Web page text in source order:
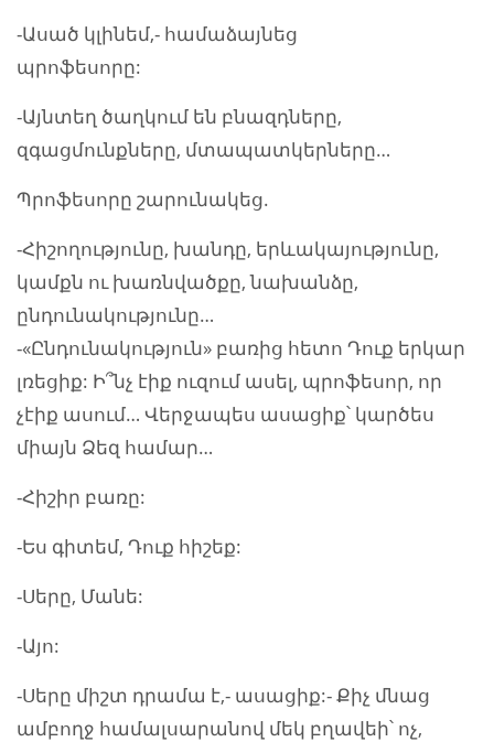
-Ասած կլինեմ,- համաձայնեց
պրոֆեսորը:
-Այնտեղ ծաղկում են բնազդները,
զգացմունքները, մտապատկերները…
Պրոֆեսորը շարունակեց.
-Հիշողությունը, խանդը, երևակայությունը,
կամքն ու խառնվածքը, նախանձը,
ընդունակությունը…
-«Ընդունակություն» բառից հետո Դուք երկար
լռեցիք: Ի՞նչ էիք ուզում ասել, պրոֆեսոր, որ
չէիք ասում… Վերջապես ասացիք՝ կարծես
միայն Ձեզ համար…
-Հիշիր բառը:
-Ես գիտեմ, Դուք հիշեք:
-Սերը, Մանե:
-Այո:
-Սերը միշտ դրամա է,- ասացիք:- Քիչ մնաց
ամբողջ համալսարանով մեկ բղավեի՝ ոչ,